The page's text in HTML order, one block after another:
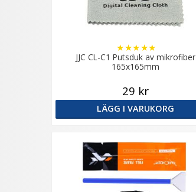
JJC CL-C1 Putsduk av mikrofiber
165x165mm
★★★★★
29 kr
LÄGG I VARUKORG